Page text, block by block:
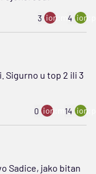
3 ion:minus
4
Sigurno u top 2 ili 3
0 ion:minus
14
Sadice, jako bitan